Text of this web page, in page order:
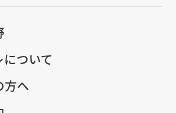
ついて
方へ